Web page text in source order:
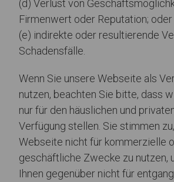
(d) Verlust von
Firmenwert oder Reputation; oder
(e) indirekte oder resultierende
Schadensfälle.
Wenn Sie unsere Webseite als
nutzen, beachten Sie bitte, dass
nur für den häuslichen und
Verfügung stellen. Sie stimmen
Webseite nicht für kommerzielle
geschäftliche Zwecke zu nutzen,
Ihnen gegenüber nicht für